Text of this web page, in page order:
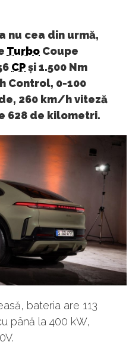
nu cea din urmă,
Turbo Coupe
CPși 1.500 Nm
Control, 0-100
260 km/h viteză
628 de kilometri.
bateria are 113
până la 400 kW,